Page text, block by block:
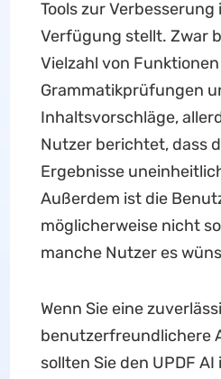
Tools zur Verbesserung
Verfügung stellt. Zwar
Vielzahl von
Grammatikprüfungen
Inhaltsvorschläge,
Nutzer berichtet, dass
Ergebnisse
Außerdem ist die
möglicherweise nicht
manche Nutzer es
Wenn Sie eine
benutzerfreundlichere
sollten Sie den UPDF